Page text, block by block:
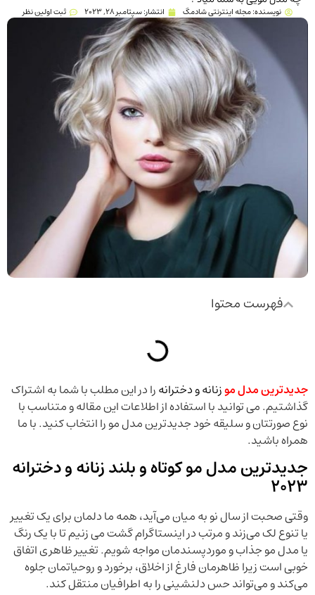
نویسنده:مجله اینترنتی شادمگ انتشار:سپتامبر 28, 2023 ثبت اولین نظر
فهرست محتوا
جدیدترین مدل موزنانه و دخترانهرا در این مطلب با شما به اشتراک
گذاشتیم. می توانید با استفاده از اطلاعات این مقاله و متناسب با
نوع صورتتان و سلیقه خود جدیدترین مدل مو را انتخاب کنید. با ما
همراه باشید.
جدیدترین مدل مو کوتاه و بلند زنانه و دخترانه
2023
وقتی صحبت از سال نو به میان می‌آید، همه ما دلمان برای یک تغییر
یا تنوع لک می‌زند و مرتب در اینستاگرام گشت می زنیم تا با یک رنگ
یا مدل مو جذاب و موردپسندمان مواجه شویم. تغییر ظاهری اتفاق
خوبی است زیرا ظاهرمان فارغ از اخلاق، برخورد و روحیاتمان جلوه
می‌کند و می‌تواند حس دلنشینی را به اطرافیان منتقل کند.